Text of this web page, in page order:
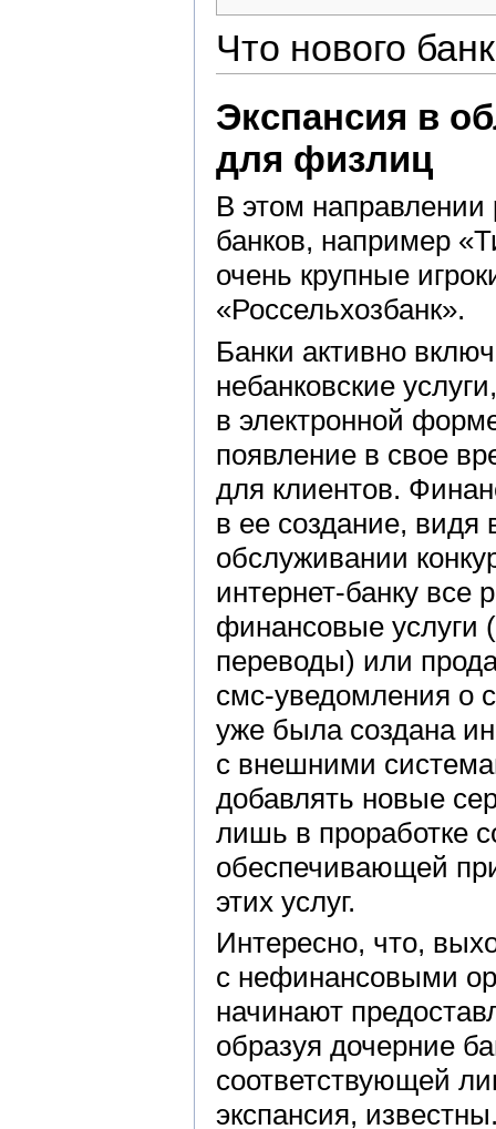
Что нового
Экспансия в
для физлиц
В этом направлении
банков, например
очень крупные
«Россельхозбанк».
Банки активно
небанковские
в электронной
появление в свое
для клиентов.
в ее создание, видя
обслуживании
интернет-банку все
финансовые услуги
переводы) или
смс-уведомления о
уже была создана
с внешними
добавлять новые
лишь в проработке
обеспечивающей
этих услуг.
Интересно, что,
с нефинансовыми
начинают
образуя дочерние
соответствующей
экспансия,